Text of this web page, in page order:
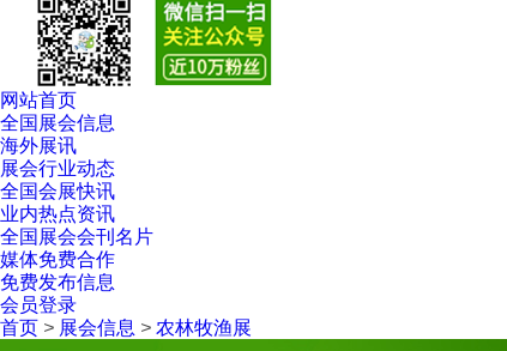
网站首页
全国展会信息
海外展讯
展会行业动态
全国会展快讯
业内热点资讯
全国展会会刊名片
媒体免费合作
免费发布信息
会员登录
首页 > 展会信息 > 农林牧渔展